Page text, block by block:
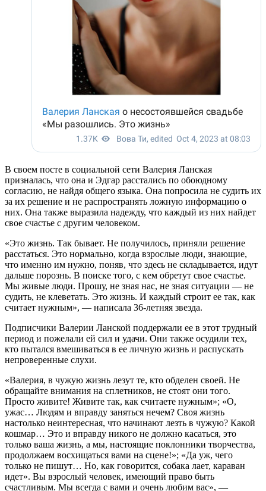
В своем посте в социальной сети Валерия Ланская
призналась, что она и Эдгар расстались по обоюдному
согласию, не найдя общего языка. Она попросила не судить их
за их решение и не распространять ложную информацию о
них. Она также выразила надежду, что каждый из них найдет
свое счастье с другим человеком.
«Это жизнь. Так бывает. Не получилось, приняли решение
расстаться. Это нормально, когда взрослые люди, знающие,
что именно им нужно, поняв, что здесь не складывается, идут
дальше порознь. В поиске того, с кем обретут свое счастье.
Мы живые люди. Прошу, не зная нас, не зная ситуации — не
судить, не клеветать. Это жизнь. И каждый строит ее так, как
считает нужным», — написала 36-летняя звезда.
Подписчики Валерии Ланской поддержали ее в этот трудный
период и пожелали ей сил и удачи. Они также осудили тех,
кто пытался вмешиваться в ее личную жизнь и распускать
непроверенные слухи.
«Валерия, в чужую жизнь лезут те, кто обделен своей. Не
обращайте внимания на сплетников, не стоят они того.
Просто живите! Живите так, как считаете нужным»; «О,
ужас… Людям и вправду заняться нечем? Своя жизнь
настолько неинтересная, что начинают лезть в чужую? Какой
кошмар… Это и вправду никого не должно касаться, это
только ваша жизнь, а мы, настоящие поклонники творчества,
продолжаем восхищаться вами на сцене!»; «Да уж, чего
только не пишут… Но, как говорится, собака лает, караван
идет». Вы взрослый человек, имеющий право быть
счастливым. Мы всегда с вами и очень любим вас», —